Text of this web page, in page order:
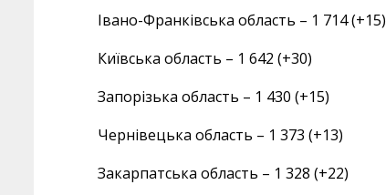
Івано-Франківська область – 1 714 (+15)
Київська область – 1 642 (+30)
Запорізька область – 1 430 (+15)
Чернівецька область – 1 373 (+13)
Закарпатська область – 1 328 (+22)